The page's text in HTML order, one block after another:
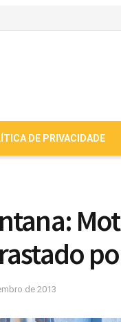
DE PRIVACIDADE
de 2013